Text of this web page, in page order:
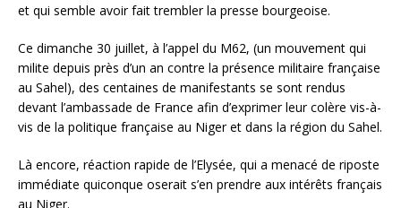
et qui semble avoir fait trembler la presse bourgeoise.
Ce dimanche 30 juillet, à l’appel du M62, (un mouvement qui
milite depuis près d’un an contre la présence militaire française
au Sahel), des centaines de manifestants se sont rendus
devant l’ambassade de France afin d’exprimer leur colère vis-à-
vis de la politique française au Niger et dans la région du Sahel.
Là encore, réaction rapide de l’Elysée, qui a menacé de riposte
immédiate quiconque oserait s’en prendre aux intérêts français
au Niger.